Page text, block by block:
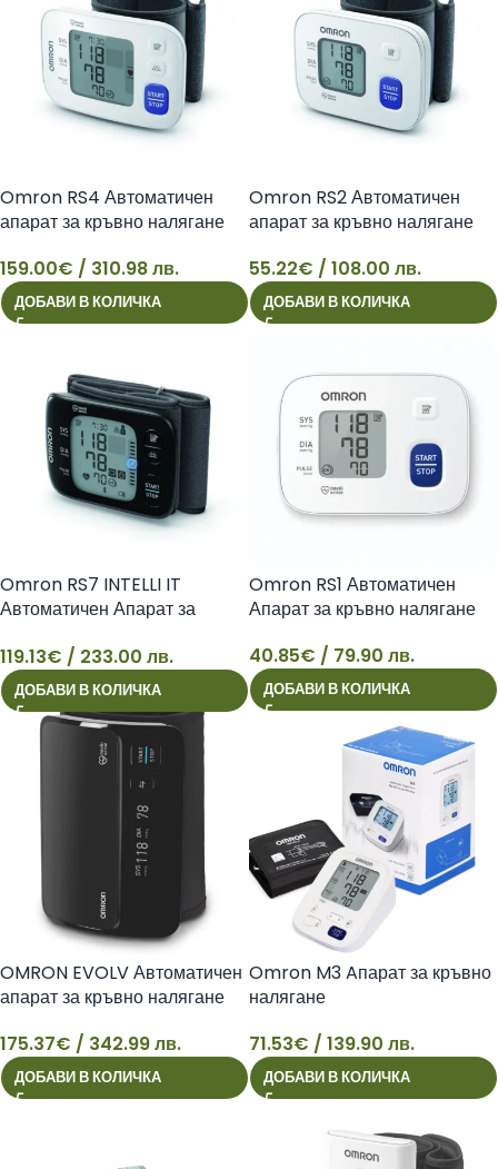
159
Omron RS4 Автоматичен
апарат за кръвно налягане
159.00€ / 310.98 лв.
ДОБАВИ В КОЛИЧКА
55
Omron RS2 Автоматичен
апарат за кръвно налягане
55.22€ / 108.00 лв.
ДОБАВИ В КОЛИЧКА
119
Omron RS7 INTELLI IT
Автоматичен Апарат за
119.13€ / 233.00 лв.
ДОБАВИ В КОЛИЧКА
40
Omron RS1 Автоматичен
Апарат за кръвно налягане
40.85€ / 79.90 лв.
ДОБАВИ В КОЛИЧКА
175
OMRON EVOLV Автоматичен
апарат за кръвно налягане
175.37€ / 342.99 лв.
ДОБАВИ В КОЛИЧКА
71
Omron M3 Aпарат за кръвно
налягане
71.53€ / 139.90 лв.
ДОБАВИ В КОЛИЧКА